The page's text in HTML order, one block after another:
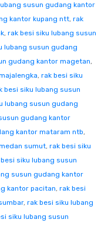
susun gudang kantor
kantor kupang ntt, rak
, rak besi siku lubang susun
lubang susun gudang
gudang kantor magetan,
, rak besi siku
besi siku lubang susun
lubang susun gudang
gudang kantor
kantor mataram ntb,
sumut, rak besi siku
siku lubang susun
susun gudang kantor
kantor pacitan, rak besi
, rak besi siku lubang
siku lubang susun